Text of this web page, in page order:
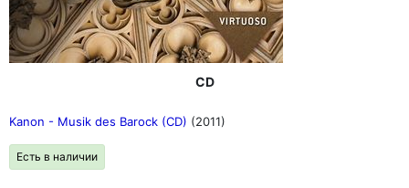
CD
Kanon - Musik des Barock (CD) (2011)
Есть в наличии